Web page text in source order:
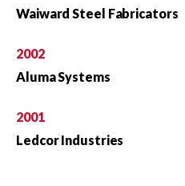
Waiward Steel Fabricators
2002
Aluma Systems
2001
Ledcor Industries